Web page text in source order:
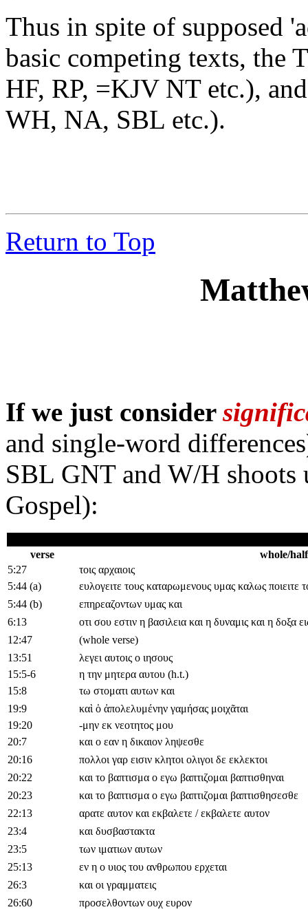
Thus in spite of supposed
basic competing texts, the
HF, RP, =KJV NT etc.),
WH, NA, SBL etc.).
Return to Top
If we just consider
and single-word
SBL GNT and W/H
Gospel):
verse
whole/
5:27
τοις αρχαιοις
5:44 (a)
ευλογειτε τους καταρωμενους υμας καλως ποιειτε
5:44 (b)
επηρεαζοντων υμας και
6:13
οτι σου εστιν η βασιλεια και η δυναμις και η δοξα
12:47
(whole verse)
13:51
λεγει αυτοις ο ιησους
15:5-6
η την μητερα αυτου (h.t.)
15:8
τω στοματι αυτων και
19:9
καὶ ὁ ἀπολελυμένην γαμήσας μοιχᾶται
19:20
-μην εκ νεοτητος μου
20:7
και ο εαν η δικαιον ληψεσθε
20:16
πολλοι γαρ εισιν κλητοι ολιγοι δε εκλεκτοι
20:22
και το βαπτισμα ο εγω βαπτιζομαι βαπτισθηναι
20:23
και το βαπτισμα ο εγω βαπτιζομαι βαπτισθησεσθε
22:13
αρατε αυτον και εκβαλετε / εκβαλετε αυτον
23:4
και δυσβαστακτα
23:5
των ιματιων αυτων
25:13
εν η ο υιος του ανθρωπου ερχεται
26:3
και οι γραμματεις
26:60
προσελθοντων ουχ ευρον